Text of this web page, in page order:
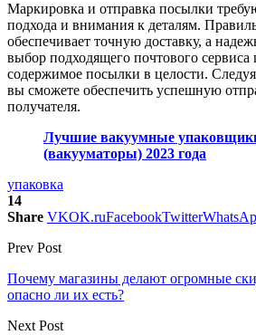
Маркировка и отправка посылки
подхода и внимания к деталям.
обеспечивает точную доставку, а
выбор подходящего почтового
содержимое посылки в целости.
вы сможете обеспечить успешную
получателя.
Лучшие вакуумные
(вакууматоры) 2023 года
упаковка
14
Share VKOK.ruFacebookTwitter
Prev Post
Почему магазины делают огромные
опасно ли их есть?
Next Post